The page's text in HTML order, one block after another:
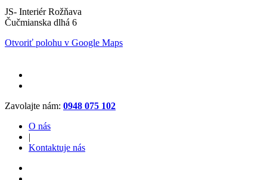
JS- Interiér Rožňava
Čučmianska dlhá 6
Otvoriť polohu v Google Maps
Zavolajte nám: 0948 075 102
O nás
|
Kontaktuje nás